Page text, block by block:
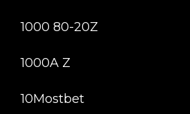
1000 80-20Z
1000A Z
10Mostbet